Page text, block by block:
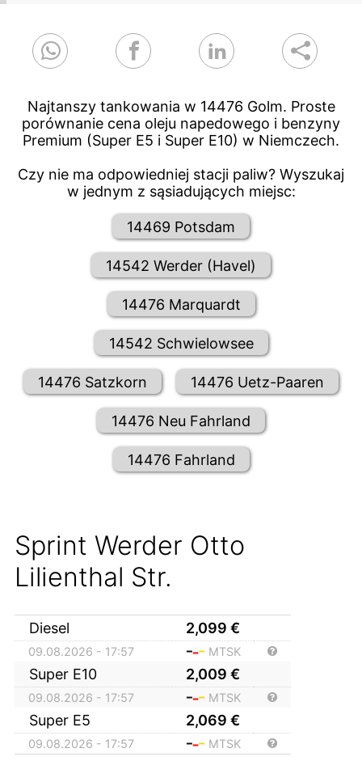
Najtanszy tankowania w 14476 Golm. Proste
porównanie cena oleju napedowego i benzyny
Premium (Super E5 i Super E10) w Niemczech.
Czy nie ma odpowiedniej stacji paliw? Wyszukaj
w jednym z sąsiadujących miejsc:
14469 Potsdam
14542 Werder (Havel)
14476 Marquardt
14542 Schwielowsee
14476 Satzkorn 14476 Uetz-Paaren
14476 Neu Fahrland
14476 Fahrland
Sprint Werder Otto
Lilienthal Str.
Diesel 2,099 €
09.08.2026 - 17:57 MTSK
Super E10 2,009 €
09.08.2026 - 17:57 MTSK
Super E5 2,069 €
09.08.2026 - 17:57 MTSK